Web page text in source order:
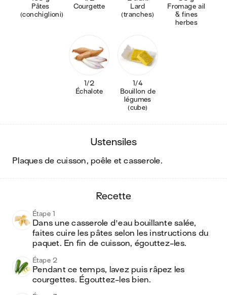
Pâtes
(conchiglioni)
Courgette
Lard
(tranches)
Fromage ail
& fines
herbes
1/2
Échalote
1/4
Bouillon de
légumes
(cube)
ustensiles
plaques de cuisson, poêle et casserole.
recette
Étape 1
Dans une casserole d'eau bouillante salée,
faites cuire les pâtes selon les instructions du
paquet. En fin de cuisson, égouttez-les.
Étape 2
Pendant ce temps, lavez puis râpez les
courgettes. Égouttez-les bien.